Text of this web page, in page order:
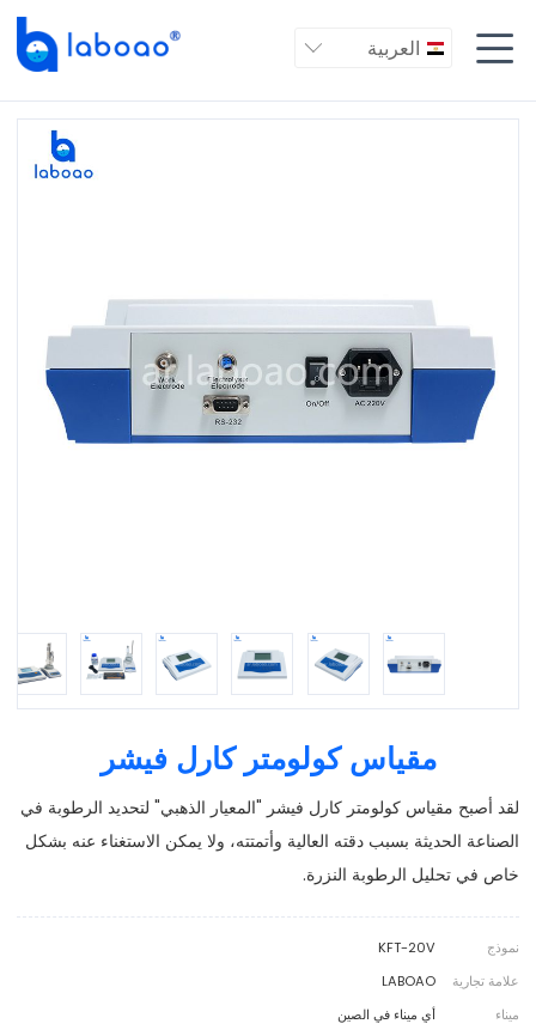
العربية  
مقياس كولومتر كارل فيشر
لقد أصبح مقياس كولومتر كارل فيشر "المعيار الذهبي" لتحديد الرطوبة في
الصناعة الحديثة بسبب دقته العالية وأتمتته، ولا يمكن الاستغناء عنه بشكل
خاص في تحليل الرطوبة النزرة.
نموذج
KFT-20V
علامة تجارية
LABOAO
ميناء
أي ميناء في الصين